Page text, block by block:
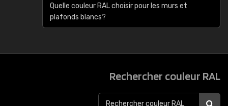
Quelle couleur RAL choisir pour les murs et
plafonds blancs?
Rechercher couleur RAL